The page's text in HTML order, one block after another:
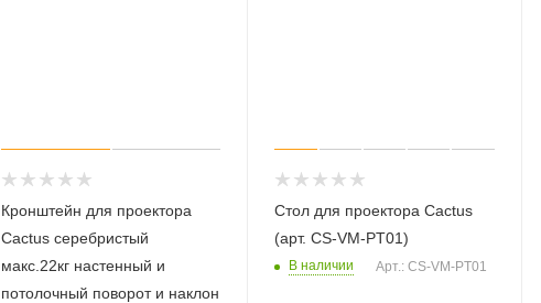
Кронштейн для проектора
Cactus серебристый
макс.22кг настенный и
потолочный поворот и наклон
Стол для проектора Cactus
(арт. CS-VM-PT01)
В наличии Арт.: CS-VM-PT01